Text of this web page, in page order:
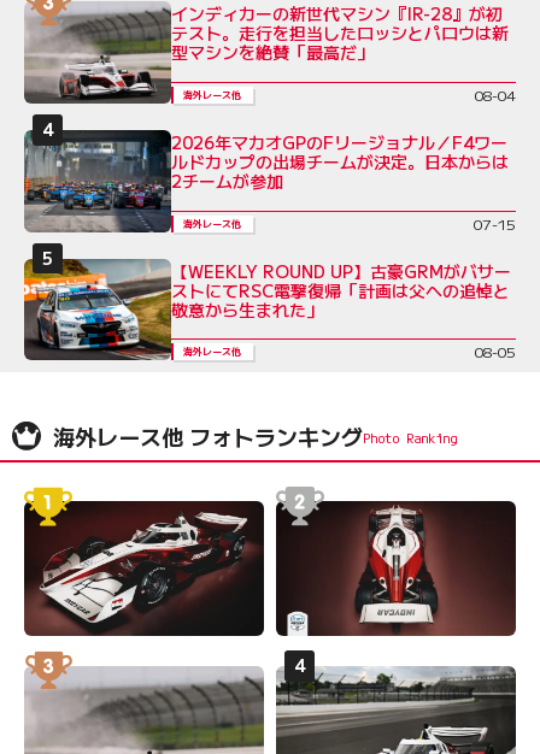
インディカーの新世代マシン『IR-28』が初
テスト。走行を担当したロッシとパロウは新
型マシンを絶賛「最高だ」
海外レース他 08-04
2026年マカオGPのFリージョナル／F4ワー
ルドカップの出場チームが決定。日本からは
2チームが参加
海外レース他 07-15
【WEEKLY ROUND UP】古豪GRMがバサー
ストにてRSC電撃復帰「計画は父への追悼と
敬意から生まれた」
海外レース他 08-05
海外レース他 フォトランキング